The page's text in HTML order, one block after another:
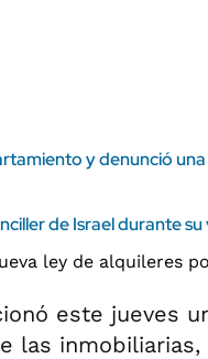
y denunció
de Israel durante
este jueves
las